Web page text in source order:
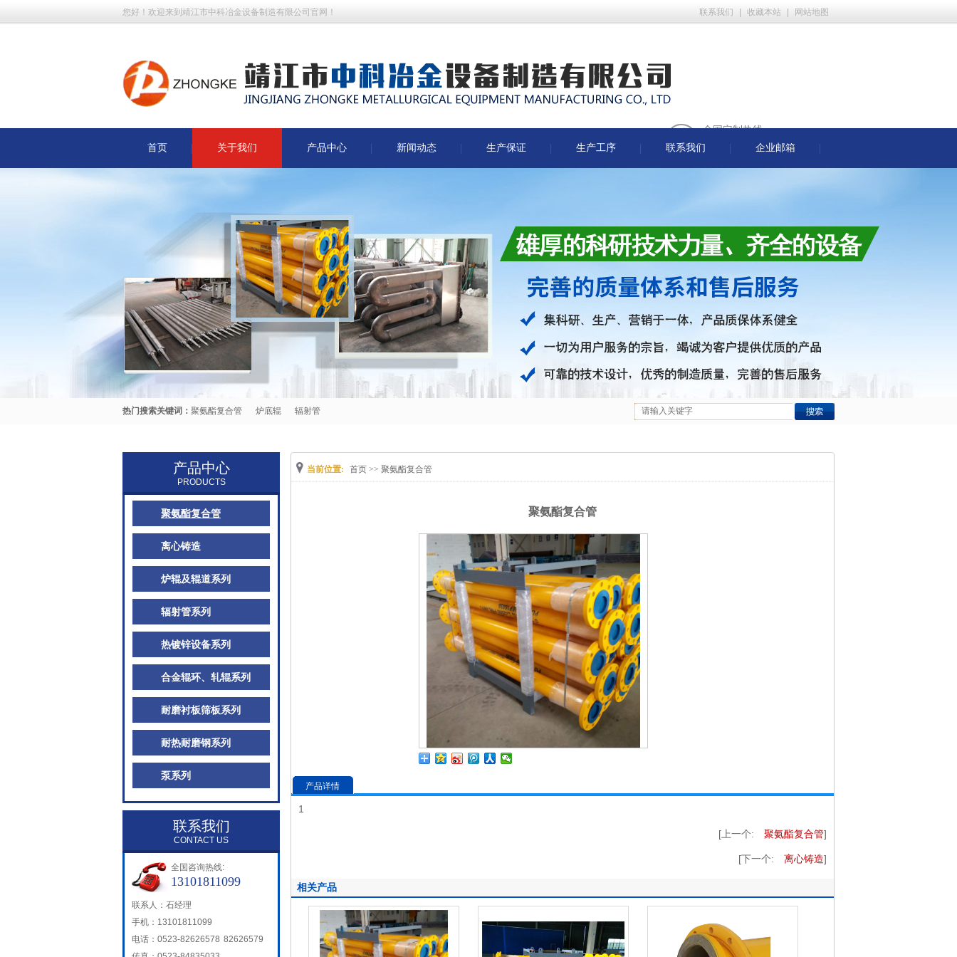
联系我们 收藏本站 网站地图
您好！欢迎来到靖江市中科冶金设备制造有限公司官网！
全国定制热线
13101811099
首页 关于我们 产品中心 新闻动态 生产保证 生产工序 联系我们 企业邮箱
热门搜索关键词： 聚氨酯复合管 炉底辊 辐射管
产品中心
PRODUCTS
聚氨酯复合管
离心铸造
炉辊及辊道系列
辐射管系列
热镀锌设备系列
合金辊环、轧辊系列
耐磨衬板筛板系列
耐热耐磨钢系列
泵系列
联系我们
CONTACT US
全国咨询热线:
13101811099
联系人：石经理
手机：13101811099
电话：0523-82626578 82626579
当前位置: 首页 >> 聚氨酯复合管
聚氨酯复合管
产品详情
1
[上一个: 聚氨酯复合管]
[下一个: 离心铸造]
相关产品